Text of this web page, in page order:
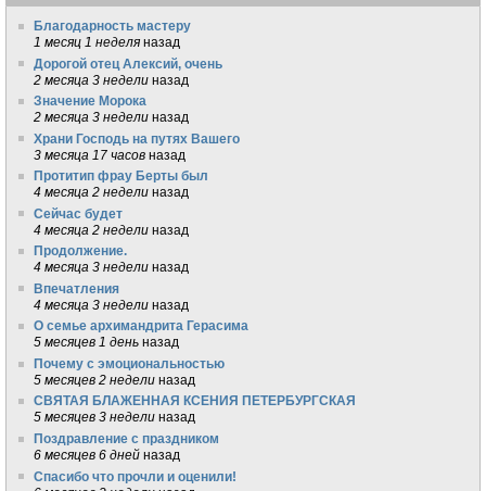
Благодарность мастеру
1 месяц 1 неделя назад
Дорогой отец Алексий, очень
2 месяца 3 недели назад
Значение Морока
2 месяца 3 недели назад
Храни Господь на путях Вашего
3 месяца 17 часов назад
Протитип фрау Берты был
4 месяца 2 недели назад
Сейчас будет
4 месяца 2 недели назад
Продолжение.
4 месяца 3 недели назад
Впечатления
4 месяца 3 недели назад
О семье архимандрита Герасима
5 месяцев 1 день назад
Почему с эмоциональностью
5 месяцев 2 недели назад
СВЯТАЯ БЛАЖЕННАЯ КСЕНИЯ ПЕТЕРБУРГСКАЯ
5 месяцев 3 недели назад
Поздравление с праздником
6 месяцев 6 дней назад
Спасибо что прочли и оценили!